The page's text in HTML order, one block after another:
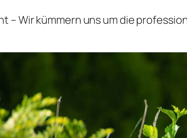
– Wir kümmern uns um die